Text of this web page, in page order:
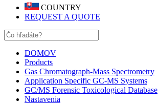
COUNTRY
REQUEST A QUOTE
DOMOV
Products
Gas Chromatograph-Mass Spectrometry
Application Specific GC-MS Systems
GC/MS Forensic Toxicological Database
Nastavenia